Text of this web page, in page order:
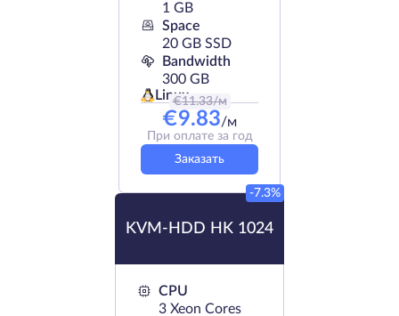
1 GB
Space
20 GB SSD
Bandwidth
300 GB
Linux
€11.33/м
€9.83/м
При оплате за год
Заказать
KVM-HDD HK 1024
-7.3%
CPU
3 Xeon Cores